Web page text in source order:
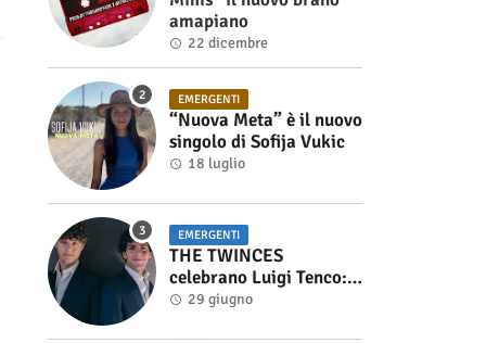
amapiano
22 dicembre
EMERGENTI
“Nuova Meta” è il nuovo
singolo di Sofija Vukic
18 luglio
EMERGENTI
THE TWINCES
celebrano Luigi Tenco:
fuori singolo e video di
29 giugno